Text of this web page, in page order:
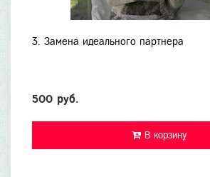
3. Замена идеального партнера
500 руб.
В корзину